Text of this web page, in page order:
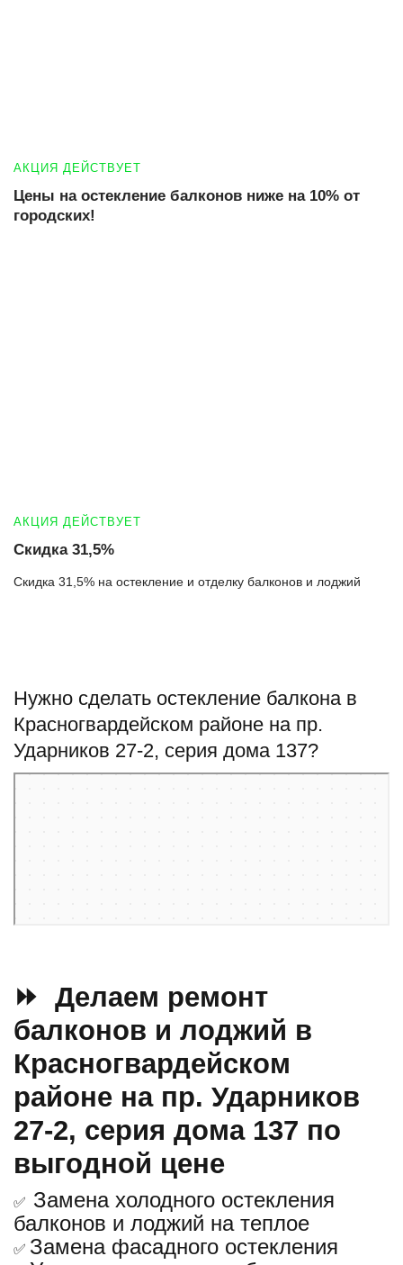
АКЦИЯ ДЕЙСТВУЕТ
Цены на остекление балконов ниже на 10% от
городских!
АКЦИЯ ДЕЙСТВУЕТ
Скидка 31,5%
Скидка 31,5% на остекление и отделку балконов и лоджий
Нужно сделать остекление балкона в
Красногвардейском районе на пр.
Ударников 27-2, серия дома 137?
⏩ Делаем ремонт
балконов и лоджий в
Красногвардейском
районе на пр. Ударников
27-2, серия дома 137 по
выгодной цене
✅ Замена холодного остекления
балконов и лоджий на теплое
✅ Замена фасадного остекления